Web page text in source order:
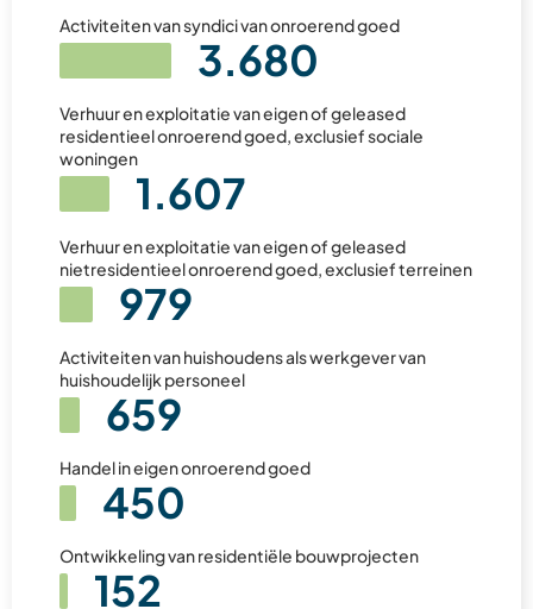
Activiteiten van syndici van onroerend goed
3.680
Verhuur en exploitatie van eigen of geleased
residentieel onroerend goed, exclusief sociale
woningen
1.607
Verhuur en exploitatie van eigen of geleased
nietresidentieel onroerend goed, exclusief terreinen
979
Activiteiten van huishoudens als werkgever van
huishoudelijk personeel
659
Handel in eigen onroerend goed
450
Ontwikkeling van residentiële bouwprojecten
152